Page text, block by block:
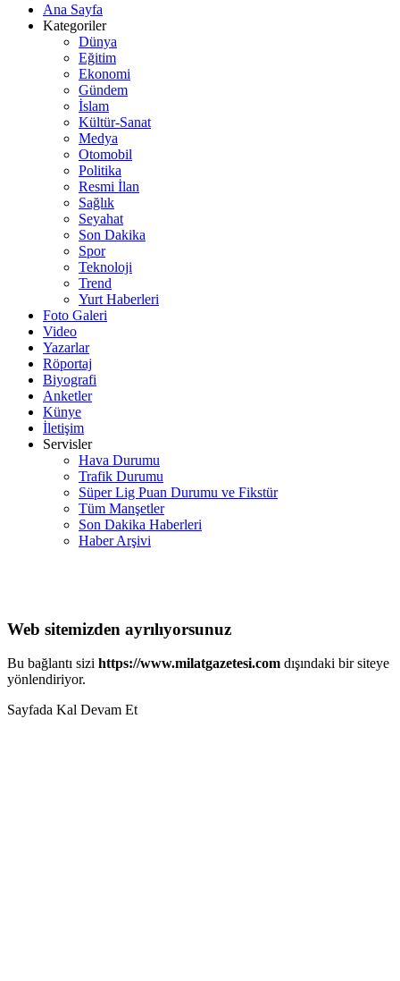
Ana Sayfa
Kategoriler
Dünya
Eğitim
Ekonomi
Gündem
İslam
Kültür-Sanat
Medya
Otomobil
Politika
Resmi İlan
Sağlık
Seyahat
Son Dakika
Spor
Teknoloji
Trend
Yurt Haberleri
Foto Galeri
Video
Yazarlar
Röportaj
Biyografi
Anketler
Künye
İletişim
Servisler
Hava Durumu
Trafik Durumu
Süper Lig Puan Durumu ve Fikstür
Tüm Manşetler
Son Dakika Haberleri
Haber Arşivi
Web sitemizden ayrılıyorsunuz
Bu bağlantı sizi https://www.milatgazetesi.com dışındaki bir siteye
yönlendiriyor.
Sayfada Kal Devam Et